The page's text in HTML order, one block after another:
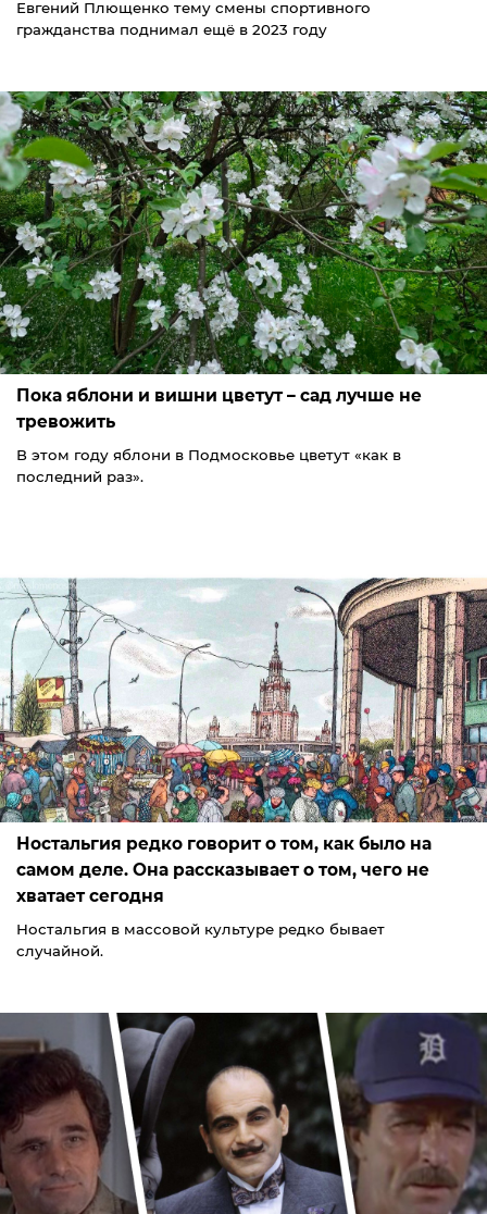
Евгений Плющенко тему смены спортивного
гражданства поднимал ещё в 2023 году
Пока яблони и вишни цветут – сад лучше не
тревожить
В этом году яблони в Подмосковье цветут «как в
последний раз».
Ностальгия редко говорит о том, как было на
самом деле. Она рассказывает о том, чего не
хватает сегодня
Ностальгия в массовой культуре редко бывает
случайной.